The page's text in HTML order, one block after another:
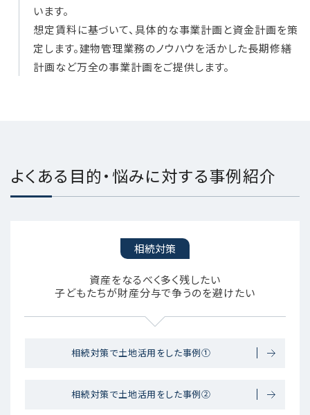
います。
想定賃料に基づいて、具体的な事業計画と資金計画を策
定します。建物管理業務のノウハウを活かした長期修繕
計画など万全の事業計画をご提供します。
よくある目的・悩みに対する事例紹介
相続対策
資産をなるべく多く残したい
子どもたちが財産分与で争うのを避けたい
相続対策で土地活用をした事例①
相続対策で土地活用をした事例②